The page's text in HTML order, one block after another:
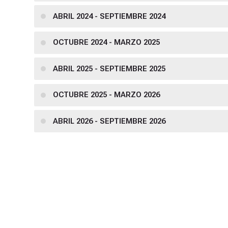
ABRIL 2024 - SEPTIEMBRE 2024
OCTUBRE 2024 - MARZO 2025
ABRIL 2025 - SEPTIEMBRE 2025
OCTUBRE 2025 - MARZO 2026
ABRIL 2026 - SEPTIEMBRE 2026